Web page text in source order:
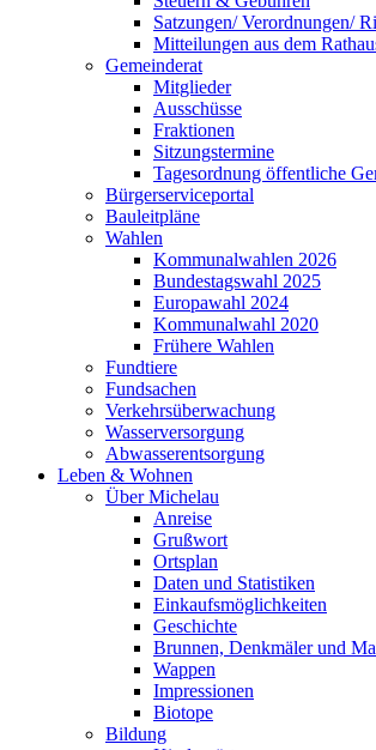
Satzungen/ Verordnungen/
Mitteilungen aus dem
Gemeinderat
Mitglieder
Ausschüsse
Fraktionen
Sitzungstermine
Tagesordnung öffentliche
Bürgerserviceportal
Bauleitpläne
Wahlen
Kommunalwahlen 2026
Bundestagswahl 2025
Europawahl 2024
Kommunalwahl 2020
Frühere Wahlen
Fundtiere
Fundsachen
Verkehrsüberwachung
Wasserversorgung
Abwasserentsorgung
Leben & Wohnen
Über Michelau
Anreise
Grußwort
Ortsplan
Daten und Statistiken
Einkaufsmöglichkeiten
Geschichte
Brunnen, Denkmäler und
Wappen
Impressionen
Biotope
Bildung